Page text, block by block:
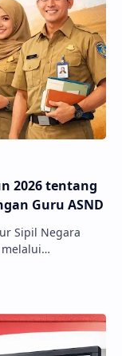
2026 tentang
Guru ASND
Sipil Negara
telah …